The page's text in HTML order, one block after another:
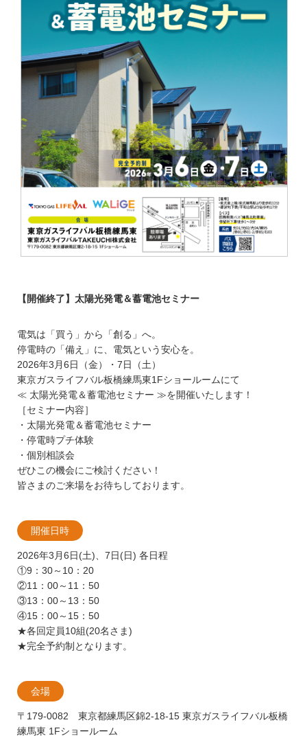
【開催終了】太陽光発電＆蓄電池セミナー
電気は「買う」から「創る」へ。
停電時の「備え」に、電気という安心を。
2026年3月6日（金）・7日（土）
東京ガスライフバル板橋練馬東1Fショールームにて
≪ 太陽光発電＆蓄電池セミナー ≫を開催いたします！
［セミナー内容］
・太陽光発電＆蓄電池セミナー
・停電時プチ体験
・個別相談会
ぜひこの機会にご検討ください！
皆さまのご来場をお待ちしております。
開催日時
2026年3月6日(土)、7日(日) 各日程
①9：30～10：20
②11：00～11：50
③13：00～13：50
④15：00～15：50
★各回定員10組(20名さま)
★完全予約制となります。
会場
〒179-0082 東京都練馬区錦2-18-15 東京ガスライフバル板橋
練馬東 1Fショールーム